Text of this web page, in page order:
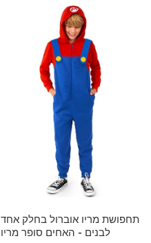
תחפושת מריו אוברול בחלק אחד
לבנים - האחים סופר מריו